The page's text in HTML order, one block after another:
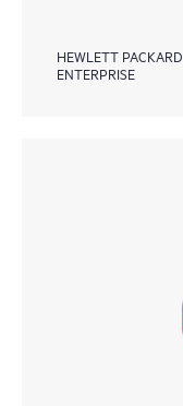
HEWLETT PACKARD
ENTERPRISE